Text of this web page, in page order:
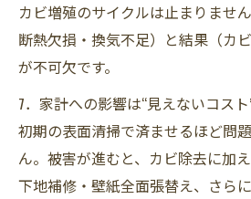
カビ増殖のサイクルは止まりませ
断熱欠損・換気不足）と結果（カ
が不可欠です。
7．家計への影響は“見えないコスト
初期の表面清掃で済ませるほど問
ん。被害が進むと、カビ除去に加
下地補修・壁紙全面張替え、さら